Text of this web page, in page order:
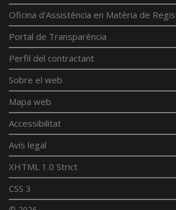
Oficina d'Assistència en Matèria de
Portal de Transparència
Perfil del contractant
Sobre el web
Mapa web
Accessibilitat
Avís legal
XHTML 1.0 Strict
CSS 3